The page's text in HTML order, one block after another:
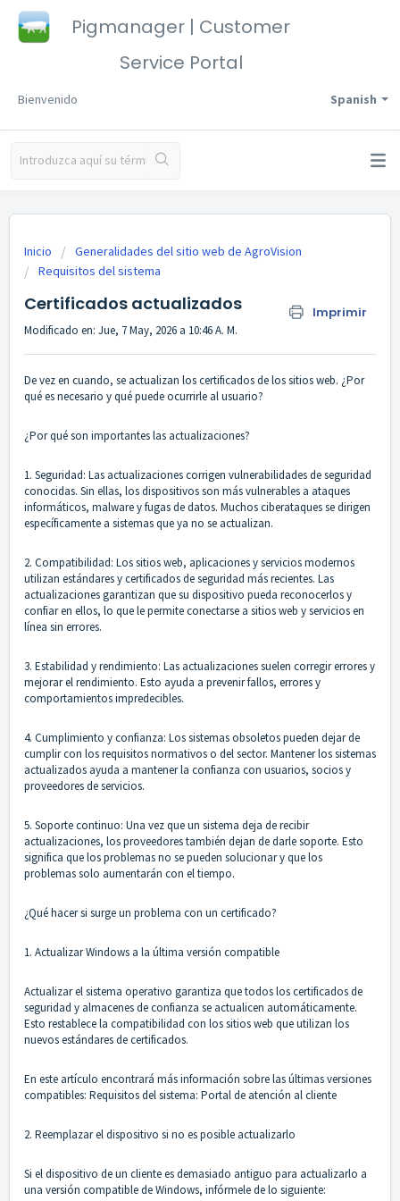
Pigmanager | Customer
Service Portal
Spanish
Bienvenido
Inicio
Generalidades del sitio web de AgroVision
Requisitos del sistema
Certificados actualizados Imprimir
Modificado en: Jue, 7 May, 2026 a 10:46 A. M.
De vez en cuando, se actualizan los certificados de los sitios web. ¿Por
qué es necesario y qué puede ocurrirle al usuario?
¿Por qué son importantes las actualizaciones?
1. Seguridad: Las actualizaciones corrigen vulnerabilidades de seguridad
conocidas. Sin ellas, los dispositivos son más vulnerables a ataques
informáticos, malware y fugas de datos. Muchos ciberataques se dirigen
específicamente a sistemas que ya no se actualizan.
2. Compatibilidad: Los sitios web, aplicaciones y servicios modernos
utilizan estándares y certificados de seguridad más recientes. Las
actualizaciones garantizan que su dispositivo pueda reconocerlos y
confiar en ellos, lo que le permite conectarse a sitios web y servicios en
línea sin errores.
3. Estabilidad y rendimiento: Las actualizaciones suelen corregir errores y
mejorar el rendimiento. Esto ayuda a prevenir fallos, errores y
comportamientos impredecibles.
4. Cumplimiento y confianza: Los sistemas obsoletos pueden dejar de
cumplir con los requisitos normativos o del sector. Mantener los sistemas
actualizados ayuda a mantener la confianza con usuarios, socios y
proveedores de servicios.
5. Soporte continuo: Una vez que un sistema deja de recibir
actualizaciones, los proveedores también dejan de darle soporte. Esto
significa que los problemas no se pueden solucionar y que los
problemas solo aumentarán con el tiempo.
¿Qué hacer si surge un problema con un certificado?
1. Actualizar Windows a la última versión compatible
Actualizar el sistema operativo garantiza que todos los certificados de
seguridad y almacenes de confianza se actualicen automáticamente.
Esto restablece la compatibilidad con los sitios web que utilizan los
nuevos estándares de certificados.
En este artículo encontrará más información sobre las últimas versiones
compatibles: Requisitos del sistema: Portal de atención al cliente
2. Reemplazar el dispositivo si no es posible actualizarlo
Si el dispositivo de un cliente es demasiado antiguo para actualizarlo a
una versión compatible de Windows, infórmele de lo siguiente: